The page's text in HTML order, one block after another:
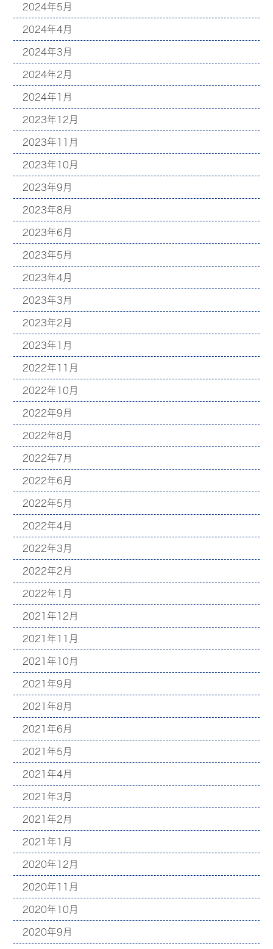
2024年5月
2024年4月
2024年3月
2024年2月
2024年1月
2023年12月
2023年11月
2023年10月
2023年9月
2023年8月
2023年6月
2023年5月
2023年4月
2023年3月
2023年2月
2023年1月
2022年11月
2022年10月
2022年9月
2022年8月
2022年7月
2022年6月
2022年5月
2022年4月
2022年3月
2022年2月
2022年1月
2021年12月
2021年11月
2021年10月
2021年9月
2021年8月
2021年6月
2021年5月
2021年4月
2021年3月
2021年2月
2021年1月
2020年12月
2020年11月
2020年10月
2020年9月